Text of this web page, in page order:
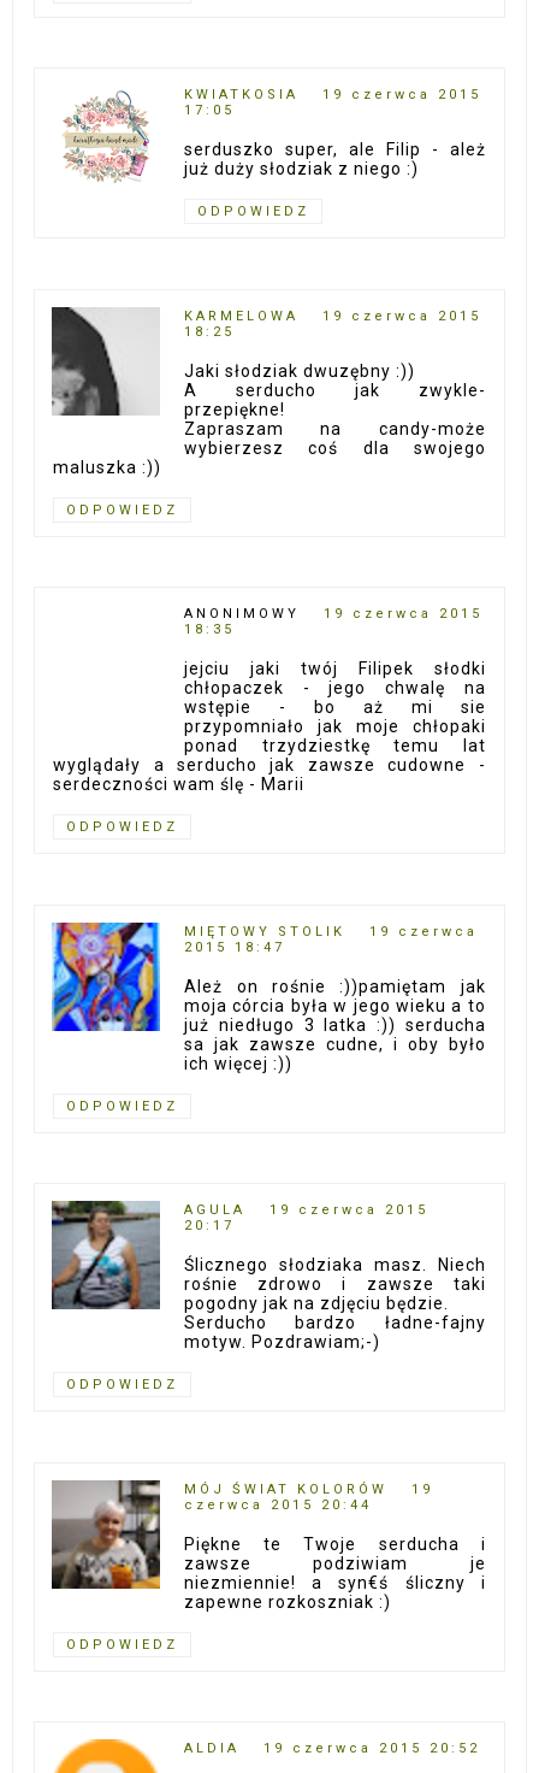
KWIATKOSIA
19 czerwca 2015
17:05
serduszko super, ale Filip - ależ
już duży słodziak z niego :)
ODPOWIEDZ
KARMELOWA
19 czerwca 2015
18:25
Jaki słodziak dwuzębny :))
A serducho jak zwykle-
przepiękne!
Zapraszam na candy-może
wybierzesz coś dla swojego
maluszka :))
ODPOWIEDZ
ANONIMOWY
19 czerwca 2015
18:35
jejciu jaki twój Filipek słodki
chłopaczek - jego chwalę na
wstępie - bo aż mi sie
przypomniało jak moje chłopaki
ponad trzydziestkę temu lat
wyglądały a serducho jak zawsze cudowne -
serdeczności wam ślę - Marii
ODPOWIEDZ
MIĘTOWY STOLIK
19 czerwca
2015 18:47
Ależ on rośnie :))pamiętam jak
moja córcia była w jego wieku a to
już niedługo 3 latka :)) serducha
sa jak zawsze cudne, i oby było
ich więcej :))
ODPOWIEDZ
AGULA
19 czerwca 2015
20:17
Ślicznego słodziaka masz. Niech
rośnie zdrowo i zawsze taki
pogodny jak na zdjęciu będzie.
Serducho bardzo ładne-fajny
motyw. Pozdrawiam;-)
ODPOWIEDZ
MÓJ ŚWIAT KOLORÓW
19
czerwca 2015 20:44
Piękne te Twoje serducha i
zawsze podziwiam je
niezmiennie! a syn€ś śliczny i
zapewne rozkoszniak :)
ODPOWIEDZ
ALDIA 19 czerwca 2015 20:52